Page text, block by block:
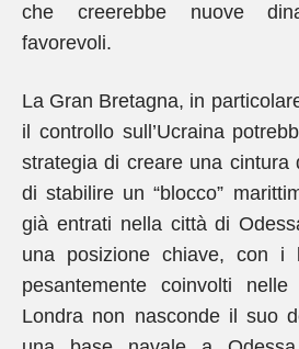
che creerebbe nuove
favorevoli.
La Gran Bretagna, in
il controllo sull’Ucraina
strategia di creare una cintura
di stabilire un “blocco”
già entrati nella città di
una posizione chiave, con i
pesantemente coinvolti nelle
Londra non nasconde il suo